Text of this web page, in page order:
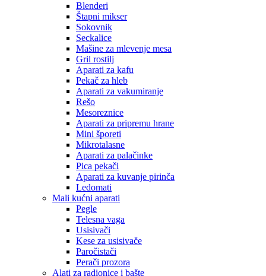
Blenderi
Štapni mikser
Sokovnik
Seckalice
Mašine za mlevenje mesa
Gril rostilj
Aparati za kafu
Pekač za hleb
Aparati za vakumiranje
Rešo
Mesoreznice
Aparati za pripremu hrane
Mini šporeti
Mikrotalasne
Aparati za palačinke
Pica pekači
Aparati za kuvanje pirinča
Ledomati
Mali kućni aparati
Pegle
Telesna vaga
Usisivači
Kese za usisivače
Paročistači
Perači prozora
Alati za radionice i bašte